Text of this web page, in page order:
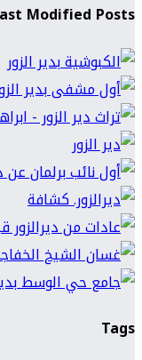
Modified Posts
Tags